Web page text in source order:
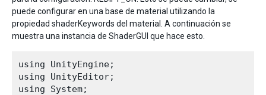
puede configurar en una base de material utilizando la
propiedad shaderKeywords del material. A continuación se
muestra una instancia de ShaderGUI que hace esto.
using UnityEngine;
using UnityEditor;
using System;